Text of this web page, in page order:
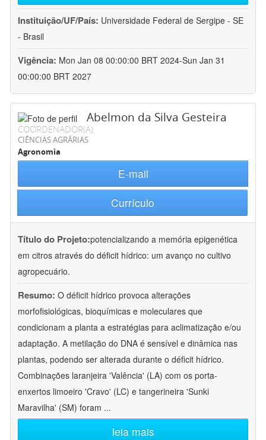
Instituição/UF/País: Universidade Federal de Sergipe - SE
- Brasil
Vigência: Mon Jan 08 00:00:00 BRT 2024-Sun Jan 31
00:00:00 BRT 2027
Abelmon da Silva Gesteira
COORDENADOR(A)
CIÊNCIAS AGRÁRIAS
Agronomia
E-mail
Currículo
Título do Projeto:potencializando a memória epigenética
em citros através do déficit hídrico: um avanço no cultivo
agropecuário.
Resumo: O déficit hídrico provoca alterações
morfofisiológicas, bioquímicas e moleculares que
condicionam a planta a estratégias para aclimatização e/ou
adaptação. A metilação do DNA é sensível e dinâmica nas
plantas, podendo ser alterada durante o déficit hídrico.
Combinações laranjeira 'Valência' (LA) com os porta-
enxertos limoeiro 'Cravo' (LC) e tangerineira 'Sunki
Maravilha' (SM) foram ...
leia mais